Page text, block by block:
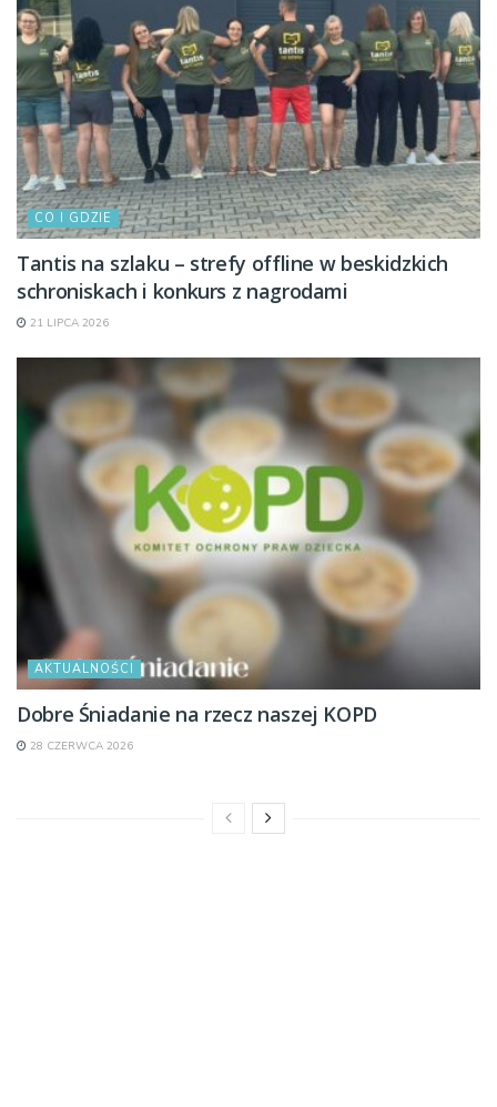
CO I GDZIE
Tantis na szlaku – strefy offline w beskidzkich
schroniskach i konkurs z nagrodami
21 LIPCA 2026
AKTUALNOŚCI
Dobre Śniadanie na rzecz naszej KOPD
28 CZERWCA 2026